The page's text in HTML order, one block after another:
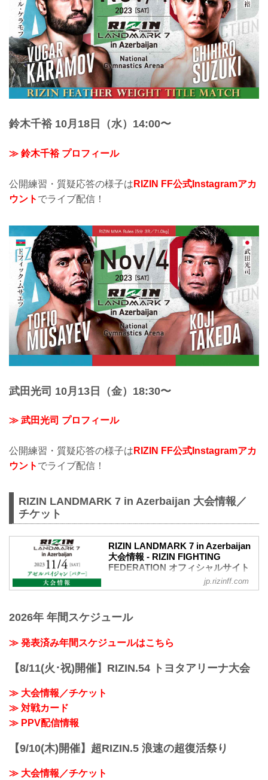
鈴木千裕 10月18日（水）14:00〜
≫ 鈴木千裕 プロフィール
公開練習・質疑応答の様子は RIZIN FF公式Instagramアカ
ウント でライブ配信！
武田光司 10月13日（金）18:30〜
≫ 武田光司 プロフィール
公開練習・質疑応答の様子は RIZIN FF公式Instagramアカ
ウント でライブ配信！
RIZIN LANDMARK 7 in Azerbaijan 大会情報／
チケット
RIZIN LANDMARK 7 in Azerbaijan
大会情報 - RIZIN FIGHTING
FEDERATION オフィシャルサイト
youtu.be
要
2023年11月4日（土）日本時間 20:00開始
（予定）
※試合内容、イベント進行によって終了
予定時間が前後することがありますので
jp.rizinff.com
2026年 年間スケジュール
≫ 発表済み年間スケジュールはこちら
【8/11(火･祝)開催】RIZIN.54 トヨタアリーナ大会
≫ 大会情報／チケット
≫ 対戦カード
≫ PPV配信情報
【9/10(木)開催】超RIZIN.5 浪速の超復活祭り
≫ 大会情報／チケット